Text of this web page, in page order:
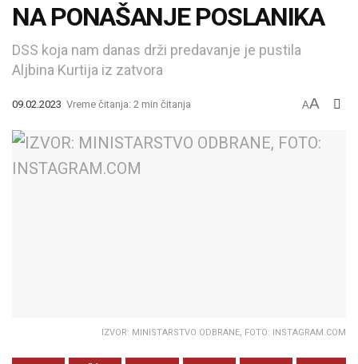
NA PONAŠANJE POSLANIKA
DSS koja nam danas drži predavanje je pustila
Aljbina Kurtija iz zatvora
09.02.2023 Vreme čitanja: 2 min čitanja AA
IZVOR: MINISTARSTVO ODBRANE, FOTO: INSTAGRAM.COM